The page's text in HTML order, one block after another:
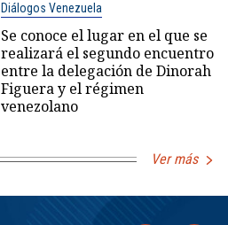
Diálogos Venezuela
Se conoce el lugar en el que se
realizará el segundo encuentro
entre la delegación de Dinorah
Figuera y el régimen
venezolano
Ver más